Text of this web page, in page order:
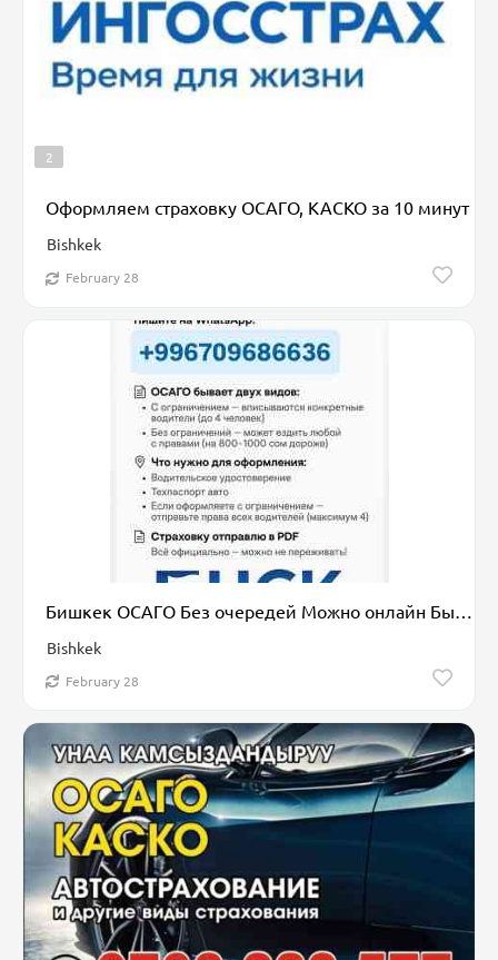
2
Оформляем страховку ОСАГО, КАСКО за 10 минут
Bishkek
February 28
Bishkek
February 28